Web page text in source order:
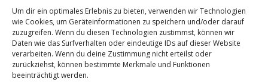
Um dir ein optimales Erlebnis zu bieten, verwenden wir Technologien
wie Cookies, um Geräteinformationen zu speichern und/oder darauf
zuzugreifen. Wenn du diesen Technologien zustimmst, können wir
Daten wie das Surfverhalten oder eindeutige IDs auf dieser Website
verarbeiten. Wenn du deine Zustimmung nicht erteilst oder
zurückziehst, können bestimmte Merkmale und Funktionen
beeinträchtigt werden.
Serverausfälleoder überlangsame
Ladezeiten. Deswegen habe ich im Mai 2016
angefangen, die bekanntesten Webhoster
systematisch zu testen und deren
Erreichbarkeit und Ladezeit für eine typische
Website basierend auf dem beliebten CMS-